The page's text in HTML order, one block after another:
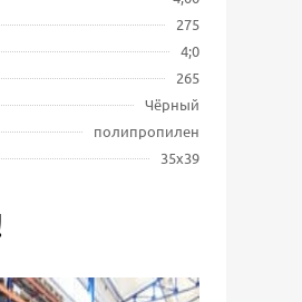
275
4;0
265
Чёрный
полипропилен
35x39